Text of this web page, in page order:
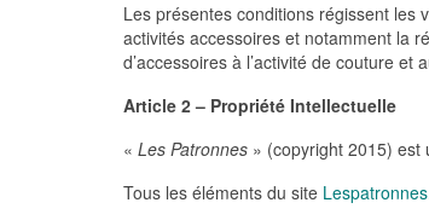
Les présentes conditions régissent les
activités accessoires et notamment la
d’accessoires à l’activité de couture
Article 2 – Propriété Intellectuelle
« Les Patronnes » (copyright 2015)
Tous les éléments du site